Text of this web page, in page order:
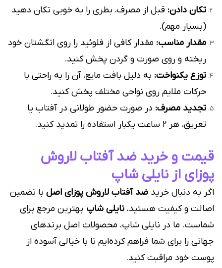
تکان دادن: قبل از مصرف، بطری را به خوبی تکان دهید
(بسیار مهم).
مقدار مناسب: مقدار کافی از فلوئید را روی انگشتان خود
ریخته و روی صورت و گردن پخش کنید.
توزع یکنواخت: به دلیل بافت مایع، آن را به راحتی با
حرکات ملایم روی نواحی مختلف پخش کنید.
تجدید مصرف: در صورت حضور طولانی در آفتاب یا
تعریق، هر ۲ ساعت یکبار استفاده را تمدید کنید.
قیمت و خرید ضد آفتاب لاروش
پوزای از نایلی شاپ
اگر به دنبال خرید ضد آفتاب لاروش پوزای اصل با تضمین
اصالت و کیفیت هستید، نایلی شاپ بهترین مرجع برای
شماست. ما در نایلی شاپ، محصولات اصل برندهای
جهانی را برای شما فراهم کرده‌ایم تا با خیالی آسوده از
پوست خود مراقبت کنید.